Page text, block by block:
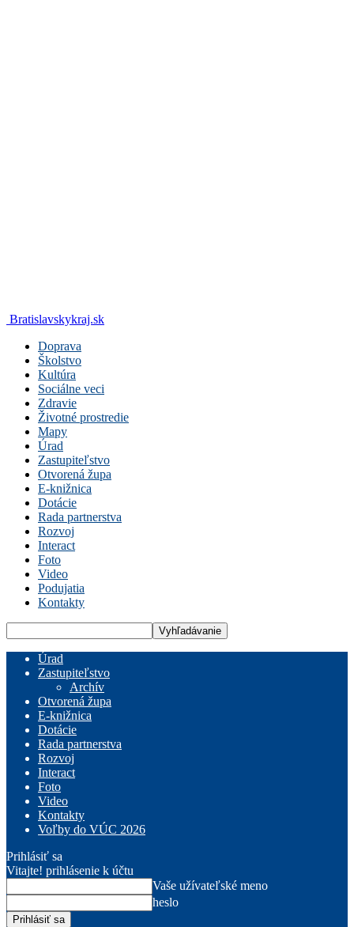
Bratislavskykraj.sk
Doprava
Školstvo
Kultúra
Sociálne veci
Zdravie
Životné prostredie
Mapy
Úrad
Zastupiteľstvo
Otvorená župa
E-knižnica
Dotácie
Rada partnerstva
Rozvoj
Interact
Foto
Video
Podujatia
Kontakty
Úrad
Zastupiteľstvo
Archív
Otvorená župa
E-knižnica
Dotácie
Rada partnerstva
Rozvoj
Interact
Foto
Video
Kontakty
Voľby do VÚC 2026
Prihlásiť sa
Vitajte! prihlásenie k účtu
Vaše užívateľské meno
heslo